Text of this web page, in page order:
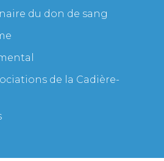
du don de sang
de la Cadière-